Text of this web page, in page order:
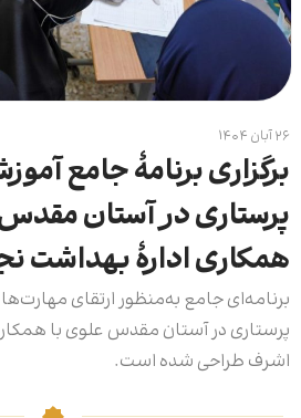
۲۶ آبان ۱۴۰۴
برگزاری برنامۀ جامع
پرستاری در آستان
همکاری ادارۀ بهداشت
برنامه‌ای جامع به‌منظور ارتقای
پرستاری در آستان مقدس علوی با
اشرف طراحی شده است.